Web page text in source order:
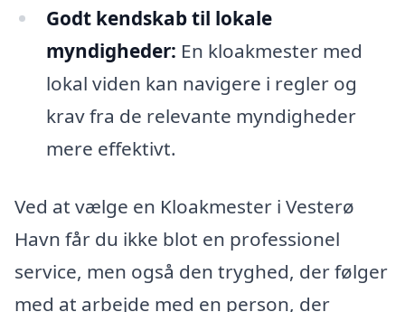
Godt kendskab til lokale
myndigheder: En kloakmester med
lokal viden kan navigere i regler og
krav fra de relevante myndigheder
mere effektivt.
Ved at vælge en Kloakmester i Vesterø
Havn får du ikke blot en professionel
service, men også den tryghed, der følger
med at arbejde med en person, der